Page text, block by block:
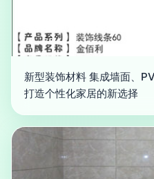
新型装饰材料 集成墙面、
打造个性化家居的新选择